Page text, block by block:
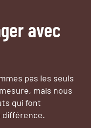
avec
pas les seuls
mais nous
qui font
différence.